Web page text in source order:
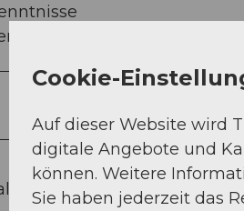
3
Cookie-
Auf dieser Website wird
digitale Angebote und
können. Weitere
Sie haben jederzeit das